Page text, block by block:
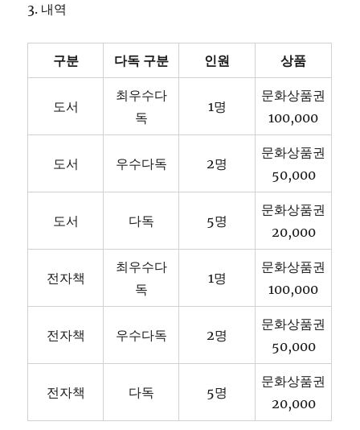
3. 내역
구분 다독 구분 인원 상품
도서
최우수다
독
1명
문화상품권
100,000
도서 우수다독 2명
문화상품권
50,000
도서 다독 5명
문화상품권
20,000
전자책
최우수다
독
1명
문화상품권
100,000
전자책 우수다독 2명
문화상품권
50,000
전자책 다독 5명
문화상품권
20,000